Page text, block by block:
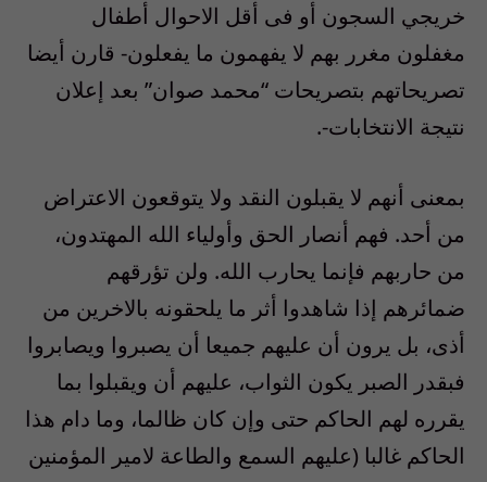
خريجي السجون أو فى أقل الاحوال أطفال
مغفلون مغرر بهم لا يفهمون ما يفعلون- قارن أيضا
تصريحاتهم بتصريحات “محمد صوان” بعد إعلان
نتيجة الانتخابات-.
بمعنى أنهم لا يقبلون النقد ولا يتوقعون الاعتراض
من أحد. فهم أنصار الحق وأولياء الله المهتدون،
من حاربهم فإنما يحارب الله. ولن تؤرقهم
ضمائرهم إذا شاهدوا أثر ما يلحقونه بالاخرين من
أذى، بل يرون أن عليهم جميعا أن يصبروا ويصابروا
فبقدر الصبر يكون الثواب، عليهم أن ويقبلوا بما
يقرره لهم الحاكم حتى وإن كان ظالما، وما دام هذا
الحاكم غالبا (عليهم السمع والطاعة لامير المؤمنين